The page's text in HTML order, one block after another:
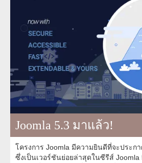
Joomla 5.3 มาแล้ว!
โครงการ Joomla มีความยินดีที่จะประก
ซึ่งเป็นเวอร์ชันย่อยล่าสุดในซีรีส์ Joomla